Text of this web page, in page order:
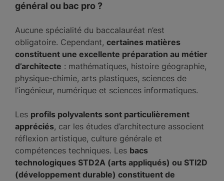
général ou bac pro ?
Aucune spécialité du baccalauréat n’est
obligatoire. Cependant, certaines matières
constituent une excellente préparation au métier
d’architecte : mathématiques, histoire géographie,
physique-chimie, arts plastiques, sciences de
l’ingénieur, numérique et sciences informatiques.
Les profils polyvalents sont particulièrement
appréciés, car les études d’architecture associent
réflexion artistique, culture générale et
compétences techniques. Les bacs
technologiques STD2A (arts appliqués) ou STI2D
(développement durable) constituent de